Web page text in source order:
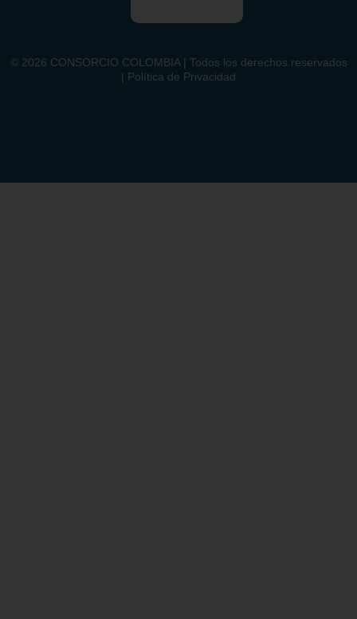
© 2026 CONSORCIO COLOMBIA | Todos los derechos reservados
| Política de Privacidad